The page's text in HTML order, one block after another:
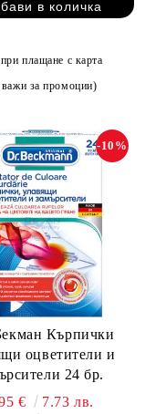
плащане с карта
важи за промоции)
Кърпички
оцветители и
24 бр.
-10%
€ 7.73 лв.